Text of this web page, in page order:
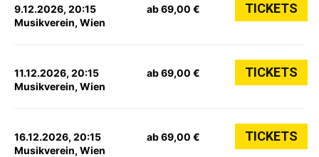
9.12.2026, 20:15
Musikverein, Wien
ab 69,00 € TICKETS
11.12.2026, 20:15
Musikverein, Wien
ab 69,00 € TICKETS
16.12.2026, 20:15
Musikverein, Wien
ab 69,00 € TICKETS